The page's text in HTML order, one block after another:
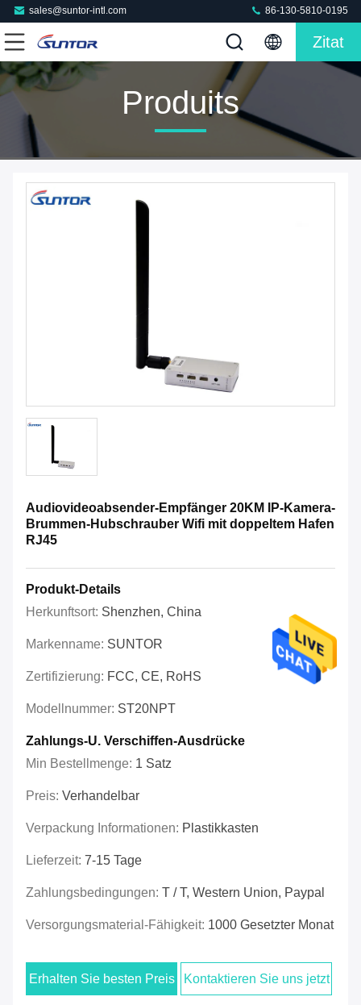
sales@suntor-intl.com 86-130-5810-0195
Zitat
Produits
Audiovideoabsender-Empfänger 20KM IP-Kamera-
Brummen-Hubschrauber Wifi mit doppeltem Hafen
RJ45
Produkt-Details
Herkunftsort: Shenzhen, China
Markenname: SUNTOR
Zertifizierung: FCC, CE, RoHS
Modellnummer: ST20NPT
Zahlungs-U. Verschiffen-Ausdrücke
Min Bestellmenge: 1 Satz
Preis: Verhandelbar
Verpackung Informationen: Plastikkasten
Lieferzeit: 7-15 Tage
Zahlungsbedingungen: T / T, Western Union, Paypal
Versorgungsmaterial-Fähigkeit: 1000 Gesetzter Monat
Erhalten Sie besten Preis Kontaktieren Sie uns jetzt